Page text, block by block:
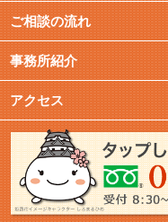
ご相談の流れ
事務所紹介
アクセス